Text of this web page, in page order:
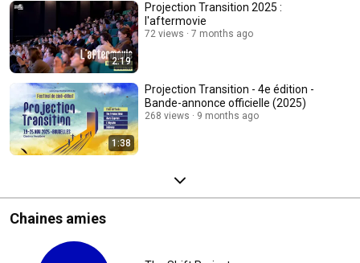
2:19
Projection Transition 2025 :
l'aftermovie
72 views 7 months ago
1:38
Projection Transition - 4e édition -
Bande-annonce officielle (2025)
268 views 9 months ago
Chaines amies